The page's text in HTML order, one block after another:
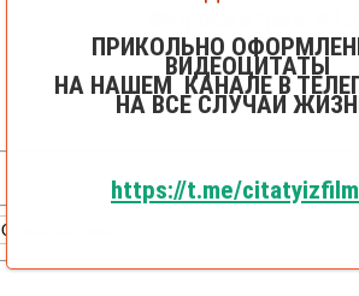
Одноклассники
ПРИКОЛЬНО
ВИДЕОЦИТАТЫ
НА НАШЕМ КАНАЛЕ В
НА ВСЕ СЛУЧАИ
https://t.me/